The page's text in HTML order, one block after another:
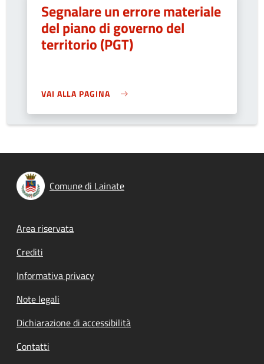
Segnalare un errore materiale
del piano di governo del
territorio (PGT)
VAI ALLA PAGINA
Comune di Lainate
Footer menu
Area riservata
Crediti
Informativa privacy
Note legali
Dichiarazione di accessibilità
Contatti